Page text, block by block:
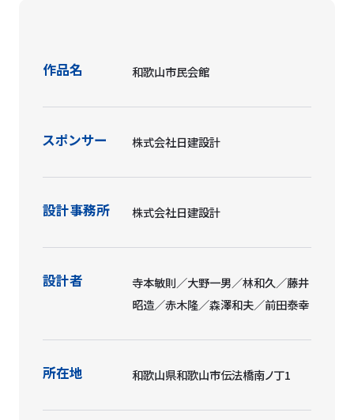
作品名 和歌山市民会館
スポンサー 株式会社日建設計
設計事務所 株式会社日建設計
設計者
寺本敏則／大野一男／林和久／藤井
昭造／赤木隆／森澤和夫／前田泰幸
所在地 和歌山県和歌山市伝法橋南ノ丁1